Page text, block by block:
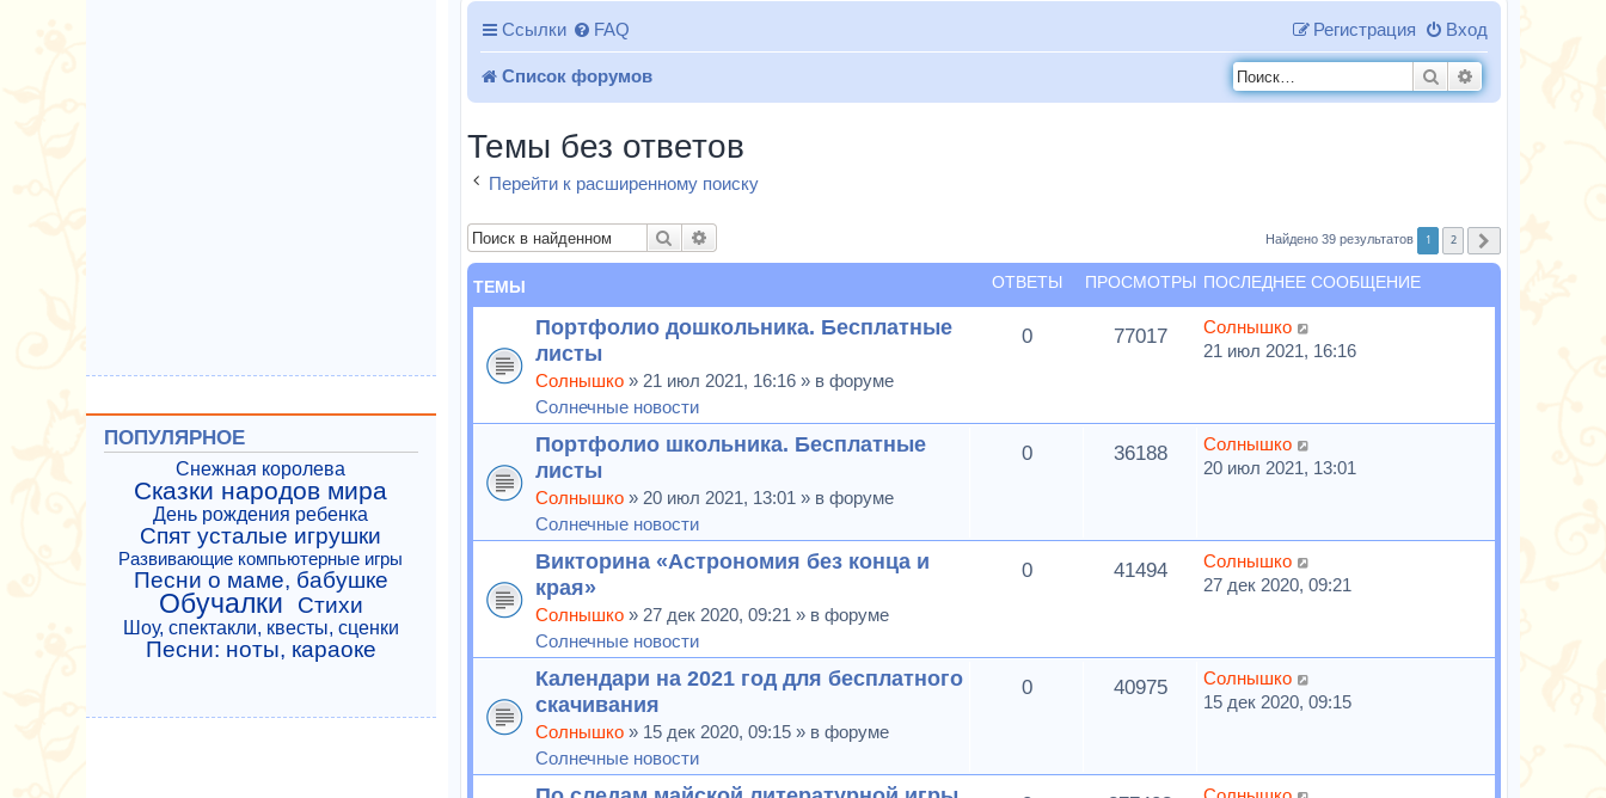
Ссылки FAQ Вход
Регистрация
Список форумов Поиск
Темы без ответов
Перейти к расширенному поиску
Поиск Найдено 39 результатов 1 2
ТЕМЫ ОТВЕТЫ ПРОСМОТРЫ ПОСЛЕДНЕЕ СООБЩЕНИЕ
Портфолио дошкольника. Бесплатные
листы
Солнышко» 21 июл 2021, 16:16 » в форуме
Солнечные новости
0 77017
Солнышко
21 июл 2021, 16:16
Портфолио школьника. Бесплатные
листы
Солнышко» 20 июл 2021, 13:01 » в форуме
Солнечные новости
0 36188
Солнышко
20 июл 2021, 13:01
Викторина «Астрономия без конца и
края»
Солнышко» 27 дек 2020, 09:21 » в форуме
Солнечные новости
0 41494
Солнышко
27 дек 2020, 09:21
Календари на 2021 год для бесплатного
скачивания
Солнышко» 15 дек 2020, 09:15 » в форуме
Солнечные новости
0 40975
Солнышко
15 дек 2020, 09:15
ПОПУЛЯРНОЕ
Снежная королева
Сказки народов мира
День рождения ребенка
Спят усталые игрушки
Развивающие компьютерные игры
Песни о маме, бабушке
Обучалки Стихи
Шоу, спектакли, квесты, сценки
Песни: ноты, караоке